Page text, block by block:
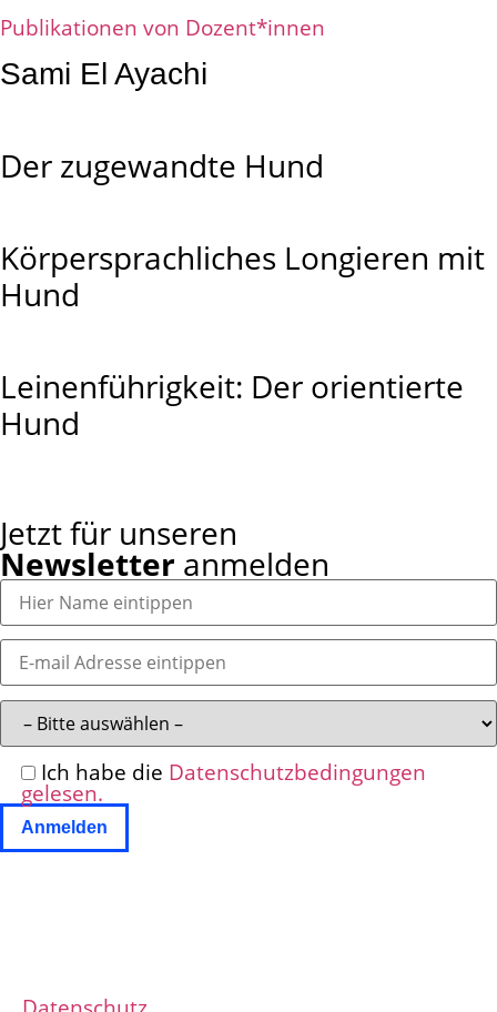
Publikationen von Dozent*innen
Sami El Ayachi
Der zugewandte Hund
Körpersprachliches Longieren mit
Hund
Leinenführigkeit: Der orientierte
Hund
Jetzt für unseren
Newsletter anmelden
Ich habe die Datenschutzbedingungen
gelesen.